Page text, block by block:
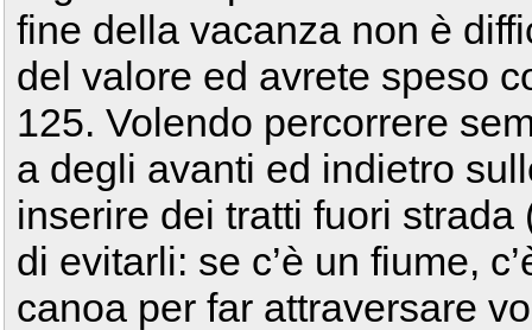
fine della vacanza non è
del valore ed avrete speso
125. Volendo percorrere
a degli avanti ed indietro
inserire dei tratti fuori
di evitarli: se c’è un fiume,
canoa per far attraversare